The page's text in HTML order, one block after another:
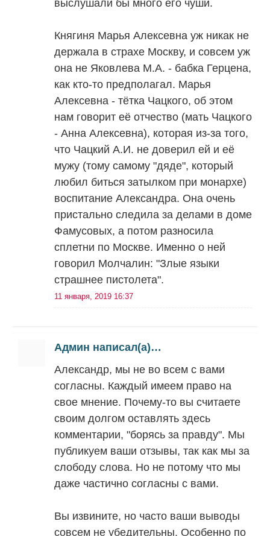
выслушали бы много его чуши.
Княгиня Марья Алексевна уж никак не
держала в страхе Москву, и совсем уж
она не Яковлева М.А. - бабка Герцена,
как кто-то предполагал. Марья
Алексевна - тётка Чацкого, об этом
нам говорит её отчество (мать Чацкого
- Анна Алексевна), которая из-за того,
что Чацкий А.И. не доверил ей и её
мужу (тому самому "дяде", который
любил биться затылком при монархе)
воспитание Александра. Она очень
пристально следила за делами в доме
Фамусовых, а потом разносила
сплетни по Москве. Именно о ней
говорил Молчалин: "Злые языки
страшнее пистолета".
11 января, 2019 16:37
Админ написал(а)…
Александр, мы не во всем с вами
согласны. Каждый имеем право на
свое мнение. Почему-то вы считаете
своим долгом оставлять здесь
комментарии, "борясь за правду". Мы
публикуем ваши отзывы, так как мы за
слободу слова. Но не потому что мы
даже частично согласны с вами.
Вы извините, но часто ваши выводы
совсем не убедительны. Особенно по